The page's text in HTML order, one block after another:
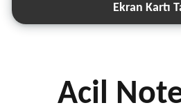
Ekran Kartı
Acil